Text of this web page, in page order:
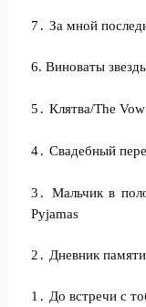
7․ За мной
6. Виноваты
5․ Клятва/The Vow
4․ Свадебный
3․ Мальчик в
Pyjamas
2․ Дневник
1․ До встречи с